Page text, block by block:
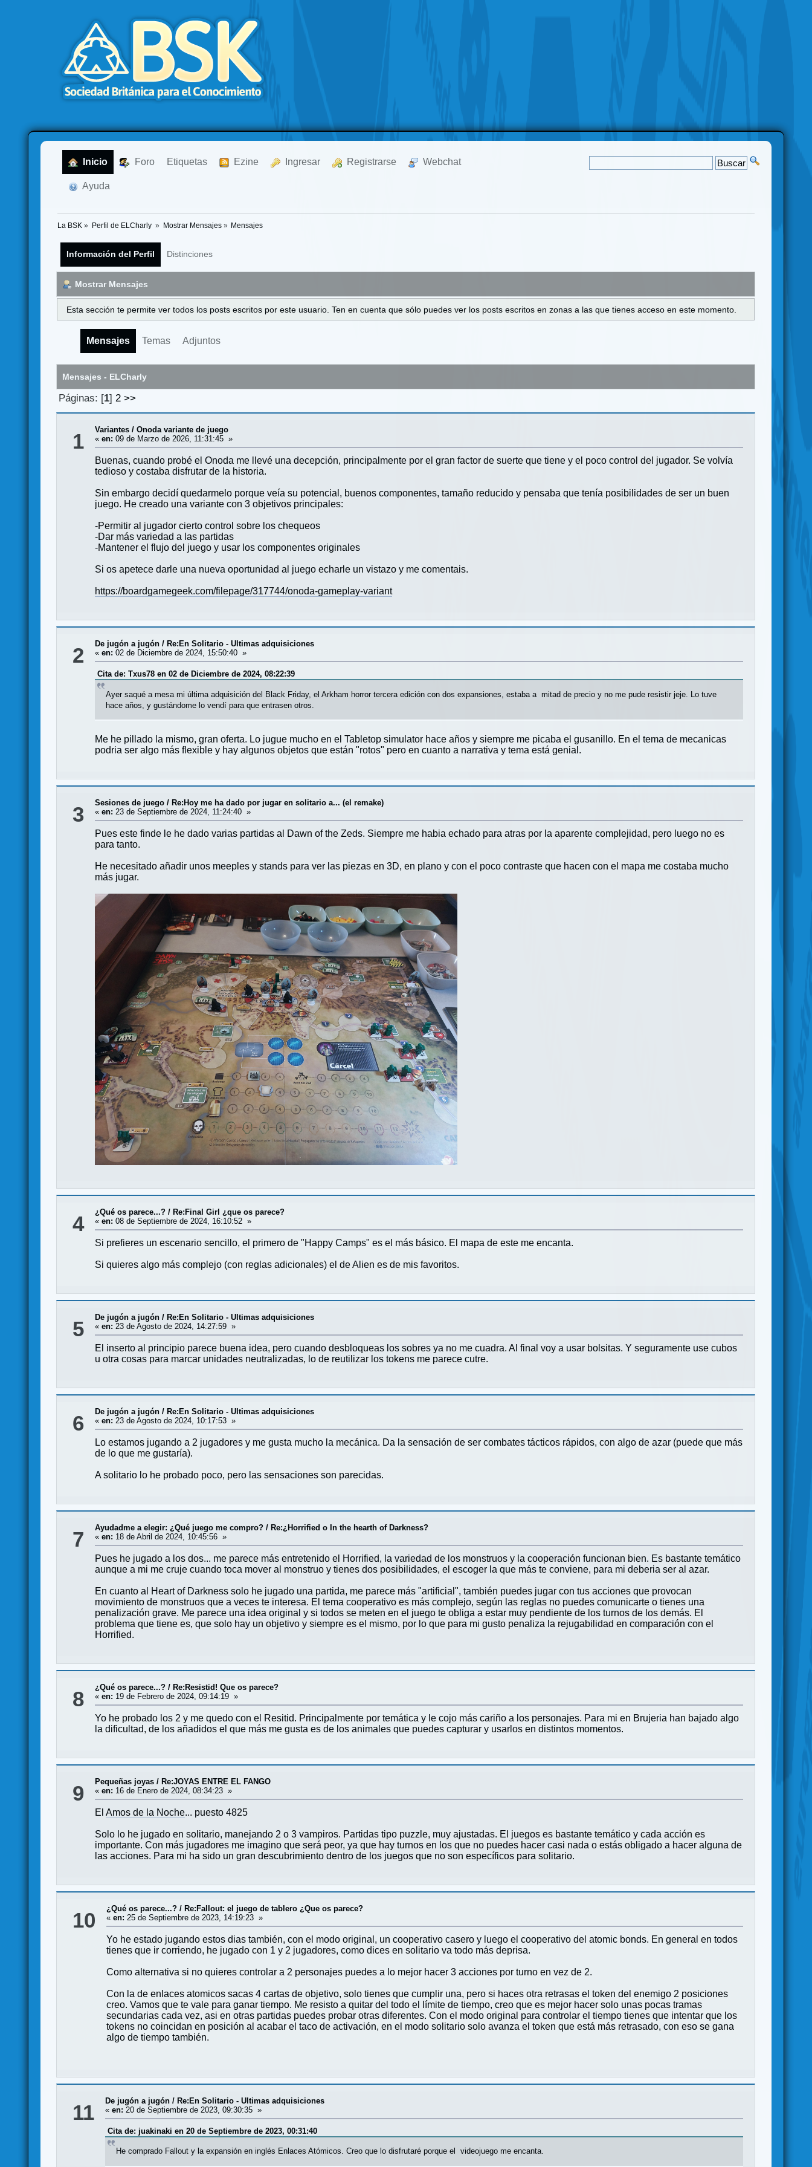
Inicio Foro Etiquetas Ezine Ingresar Registrarse Webchat
Ayuda
La BSK » Perfil de ELCharly » Mostrar Mensajes» Mensajes
Información del Perfil Distinciones
Mostrar Mensajes
Esta sección te permite ver todos los posts escritos por este usuario. Ten en cuenta que sólo puedes ver los posts escritos en zonas a las que tienes acceso en este momento.
Mensajes Temas Adjuntos
Mensajes - ELCharly
Páginas: [1] 2 >>
1 Variantes /Onoda variante de juego
«en: 09 de Marzo de 2026, 11:31:45 »
Buenas, cuando probé el Onoda me llevé una decepción, principalmente por el gran factor de suerte que tiene y el poco control del jugador. Se volvía
tedioso y costaba disfrutar de la historia.
Sin embargo decidí quedarmelo porque veía su potencial, buenos componentes, tamaño reducido y pensaba que tenía posibilidades de ser un buen
juego. He creado una variante con 3 objetivos principales:
-Permitir al jugador cierto control sobre los chequeos
-Dar más variedad a las partidas
-Mantener el flujo del juego y usar los componentes originales
Si os apetece darle una nueva oportunidad al juego echarle un vistazo y me comentais.
https://boardgamegeek.com/filepage/317744/onoda-gameplay-variant
2 De jugón a jugón / Re:En Solitario - Ultimas adquisiciones
«en: 02 de Diciembre de 2024, 15:50:40 »
Cita de: Txus78 en 02 de Diciembre de 2024, 08:22:39
Ayer saqué a mesa mi última adquisición del Black Friday, el Arkham horror tercera edición con dos expansiones, estaba a mitad de precio y no me pude resistir jeje. Lo tuve
hace años, y gustándome lo vendí para que entrasen otros.
Me he pillado la mismo, gran oferta. Lo jugue mucho en el Tabletop simulator hace años y siempre me picaba el gusanillo. En el tema de mecanicas
podria ser algo más flexible y hay algunos objetos que están "rotos" pero en cuanto a narrativa y tema está genial.
3 Sesiones de juego / Re:Hoy me ha dado por jugar en solitario a... (el remake)
«en: 23 de Septiembre de 2024, 11:24:40 »
Pues este finde le he dado varias partidas al Dawn of the Zeds. Siempre me habia echado para atras por la aparente complejidad, pero luego no es
para tanto.
He necesitado añadir unos meeples y stands para ver las piezas en 3D, en plano y con el poco contraste que hacen con el mapa me costaba mucho
más jugar.
4 ¿Qué os parece...? / Re:Final Girl ¿que os parece?
«en: 08 de Septiembre de 2024, 16:10:52 »
Si prefieres un escenario sencillo, el primero de "Happy Camps" es el más básico. El mapa de este me encanta.
Si quieres algo más complejo (con reglas adicionales) el de Alien es de mis favoritos.
5 De jugón a jugón / Re:En Solitario - Ultimas adquisiciones
«en: 23 de Agosto de 2024, 14:27:59 »
El inserto al principio parece buena idea, pero cuando desbloqueas los sobres ya no me cuadra. Al final voy a usar bolsitas. Y seguramente use cubos
u otra cosas para marcar unidades neutralizadas, lo de reutilizar los tokens me parece cutre.
6 De jugón a jugón / Re:En Solitario - Ultimas adquisiciones
«en: 23 de Agosto de 2024, 10:17:53 »
Lo estamos jugando a 2 jugadores y me gusta mucho la mecánica. Da la sensación de ser combates tácticos rápidos, con algo de azar (puede que más
de lo que me gustaría).
A solitario lo he probado poco, pero las sensaciones son parecidas.
7 Ayudadme a elegir: ¿Qué juego me compro? / Re:¿Horrified o In the hearth of Darkness?
«en: 18 de Abril de 2024, 10:45:56 »
Pues he jugado a los dos... me parece más entretenido el Horrified, la variedad de los monstruos y la cooperación funcionan bien. Es bastante temático
aunque a mi me cruje cuando toca mover al monstruo y tienes dos posibilidades, el escoger la que más te conviene, para mi deberia ser al azar.
En cuanto al Heart of Darkness solo he jugado una partida, me parece más "artificial", también puedes jugar con tus acciones que provocan
movimiento de monstruos que a veces te interesa. El tema cooperativo es más complejo, según las reglas no puedes comunicarte o tienes una
penalización grave. Me parece una idea original y si todos se meten en el juego te obliga a estar muy pendiente de los turnos de los demás. El
problema que tiene es, que solo hay un objetivo y siempre es el mismo, por lo que para mi gusto penaliza la rejugabilidad en comparación con el
Horrified.
8 ¿Qué os parece...? / Re:Resistid! Que os parece?
«en: 19 de Febrero de 2024, 09:14:19 »
Yo he probado los 2 y me quedo con el Resitid. Principalmente por temática y le cojo más cariño a los personajes. Para mi en Brujeria han bajado algo
la dificultad, de los añadidos el que más me gusta es de los animales que puedes capturar y usarlos en distintos momentos.
9 Pequeñas joyas / Re:JOYAS ENTRE EL FANGO
«en: 16 de Enero de 2024, 08:34:23 »
ElAmos de la Noche... puesto 4825
Solo lo he jugado en solitario, manejando 2 o 3 vampiros. Partidas tipo puzzle, muy ajustadas. El juegos es bastante temático y cada acción es
importante. Con más jugadores me imagino que será peor, ya que hay turnos en los que no puedes hacer casi nada o estás obligado a hacer alguna de
las acciones. Para mi ha sido un gran descubrimiento dentro de los juegos que no son específicos para solitario.
10 ¿Qué os parece...? / Re:Fallout: el juego de tablero ¿Que os parece?
«en: 25 de Septiembre de 2023, 14:19:23 »
Yo he estado jugando estos dias también, con el modo original, un cooperativo casero y luego el cooperativo del atomic bonds. En general en todos
tienes que ir corriendo, he jugado con 1 y 2 jugadores, como dices en solitario va todo más deprisa.
Como alternativa si no quieres controlar a 2 personajes puedes a lo mejor hacer 3 acciones por turno en vez de 2.
Con la de enlaces atomicos sacas 4 cartas de objetivo, solo tienes que cumplir una, pero si haces otra retrasas el token del enemigo 2 posiciones
creo. Vamos que te vale para ganar tiempo. Me resisto a quitar del todo el límite de tiempo, creo que es mejor hacer solo unas pocas tramas
secundarias cada vez, asi en otras partidas puedes probar otras diferentes. Con el modo original para controlar el tiempo tienes que intentar que los
tokens no coincidan en posición al acabar el taco de activación, en el modo solitario solo avanza el token que está más retrasado, con eso se gana
algo de tiempo también.
11 De jugón a jugón / Re:En Solitario - Ultimas adquisiciones
«en: 20 de Septiembre de 2023, 09:30:35 »
Cita de: juakinaki en 20 de Septiembre de 2023, 00:31:40
He comprado Fallout y la expansión en inglés Enlaces Atómicos. Creo que lo disfrutaré porque el videojuego me encanta.